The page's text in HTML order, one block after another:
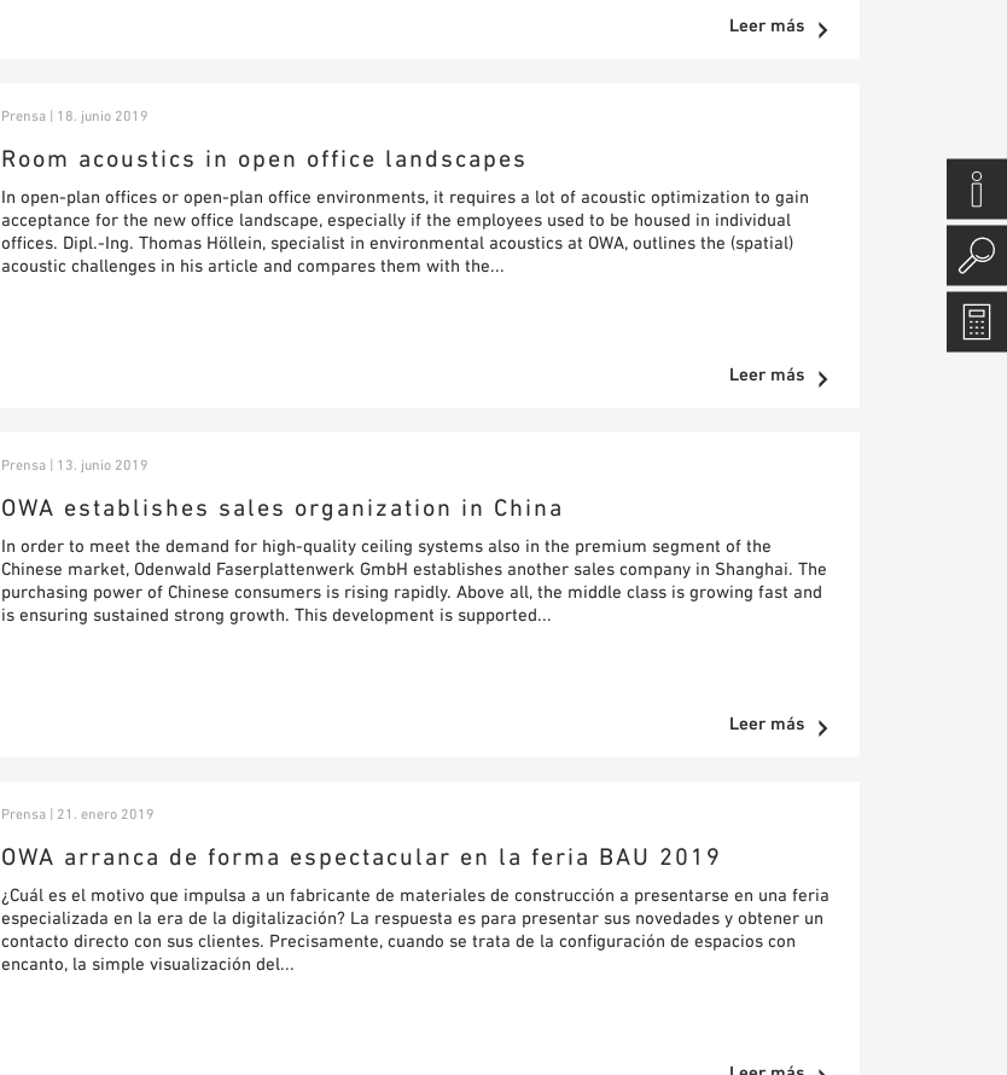
Leer más
Prensa | 18. junio 2019
Room acoustics in open office landscapes
In open-plan offices or open-plan office environments, it requires a lot of acoustic optimization to gain
acceptance for the new office landscape, especially if the employees used to be housed in individual
offices. Dipl.-Ing. Thomas Höllein, specialist in environmental acoustics at OWA, outlines the (spatial)
acoustic challenges in his article and compares them with the...
Leer más
Prensa | 13. junio 2019
OWA establishes sales organization in China
In order to meet the demand for high-quality ceiling systems also in the premium segment of the
Chinese market, Odenwald Faserplattenwerk GmbH establishes another sales company in Shanghai. The
purchasing power of Chinese consumers is rising rapidly. Above all, the middle class is growing fast and
is ensuring sustained strong growth. This development is supported...
Leer más
Prensa | 21. enero 2019
OWA arranca de forma espectacular en la feria BAU 2019
¿Cuál es el motivo que impulsa a un fabricante de materiales de construcción a presentarse en una feria
especializada en la era de la digitalización? La respuesta es para presentar sus novedades y obtener un
contacto directo con sus clientes. Precisamente, cuando se trata de la configuración de espacios con
encanto, la simple visualización del...